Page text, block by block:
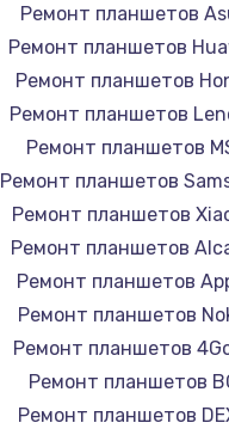
Ремонт планшетов
Ремонт планшетов
Ремонт планшетов
Ремонт планшетов
Ремонт планшетов
Ремонт планшетов
Ремонт планшетов
Ремонт планшетов
Ремонт планшетов
Ремонт планшетов
Ремонт планшетов
Ремонт планшетов
Ремонт планшетов